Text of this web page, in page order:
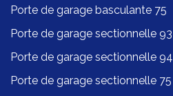
Porte de garage basculante 75
Porte de garage sectionnelle 93
Porte de garage sectionnelle 94
Porte de garage sectionnelle 75